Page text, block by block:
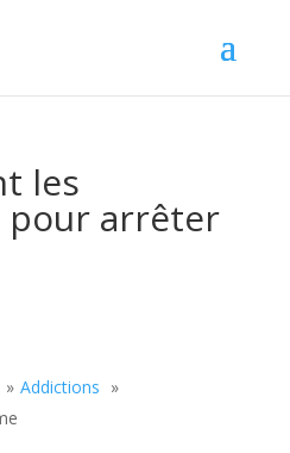
les
pour arrêter
Addictions